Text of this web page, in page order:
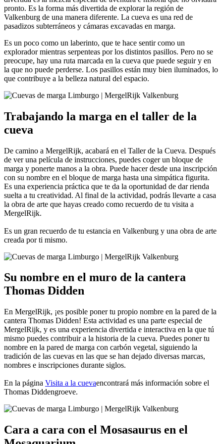
pronto. Es la forma más divertida de explorar la región de
Valkenburg de una manera diferente. La cueva es una red de
pasadizos subterráneos y cámaras excavadas en marga.
Es un poco como un laberinto, que te hace sentir como un
explorador mientras serpenteas por los distintos pasillos. Pero no se
preocupe, hay una ruta marcada en la cueva que puede seguir y en
la que no puede perderse. Los pasillos están muy bien iluminados, lo
que contribuye a la belleza natural del espacio.
Trabajando la marga en el taller de la
cueva
De camino a MergelRijk, acabará en el Taller de la Cueva. Después
de ver una película de instrucciones, puedes coger un bloque de
marga y ponerte manos a la obra. Puede hacer desde una inscripción
con su nombre en el bloque de marga hasta una simpática figurita.
Es una experiencia práctica que te da la oportunidad de dar rienda
suelta a tu creatividad. Al final de la actividad, podrás llevarte a casa
la obra de arte que hayas creado como recuerdo de tu visita a
MergelRijk.
Es un gran recuerdo de tu estancia en Valkenburg y una obra de arte
creada por ti mismo.
Su nombre en el muro de la cantera
Thomas Didden
En MergelRijk, ¡es posible poner tu propio nombre en la pared de la
cantera Thomas Didden! Esta actividad es una parte especial de
MergelRijk, y es una experiencia divertida e interactiva en la que tú
mismo puedes contribuir a la historia de la cueva. Puedes poner tu
nombre en la pared de marga con carbón vegetal, siguiendo la
tradición de las cuevas en las que se han dejado diversas marcas,
nombres e inscripciones durante siglos.
En la página Visita a la cuevaencontrará más información sobre el
Thomas Diddengroeve.
Cara a cara con el Mosasaurus en el